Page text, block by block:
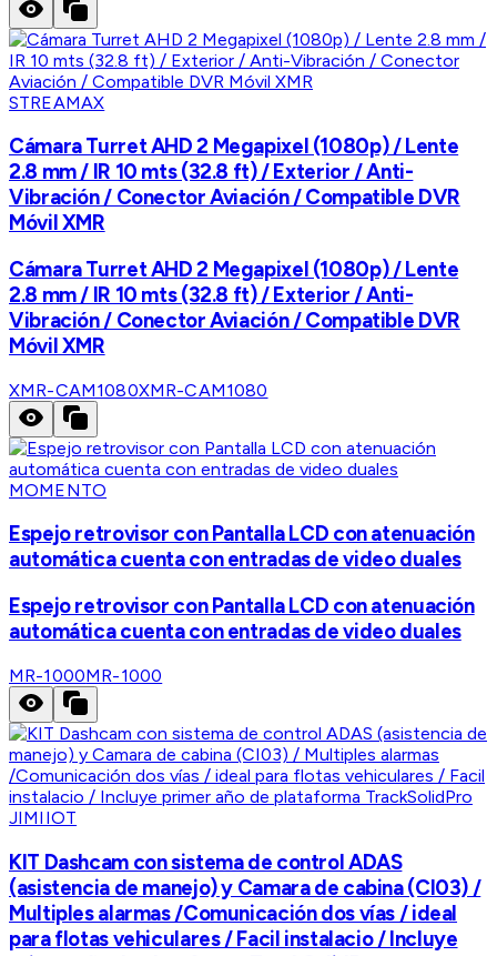
STREAMAX
Cámara Turret AHD 2 Megapixel (1080p) / Lente
2.8 mm / IR 10 mts (32.8 ft) / Exterior / Anti-
Vibración / Conector Aviación / Compatible DVR
Móvil XMR
Cámara Turret AHD 2 Megapixel (1080p) / Lente
2.8 mm / IR 10 mts (32.8 ft) / Exterior / Anti-
Vibración / Conector Aviación / Compatible DVR
Móvil XMR
XMR-CAM1080XMR-CAM1080
MOMENTO
Espejo retrovisor con Pantalla LCD con atenuación
automática cuenta con entradas de video duales
Espejo retrovisor con Pantalla LCD con atenuación
automática cuenta con entradas de video duales
MR-1000MR-1000
JIMIIOT
KIT Dashcam con sistema de control ADAS
(asistencia de manejo) y Camara de cabina (CI03) /
Multiples alarmas /Comunicación dos vías / ideal
para flotas vehiculares / Facil instalacio / Incluye